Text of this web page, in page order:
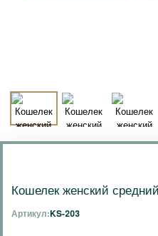
Кошелек женский
Артикул:KS-203